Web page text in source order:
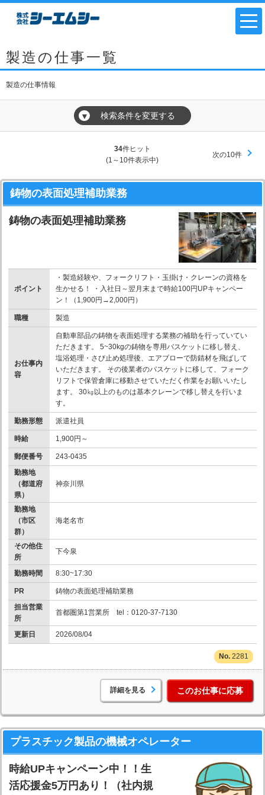
製造の仕事一覧
製造の仕事情報
▼ 検索条件を変更する
34件ヒット
(1～10件表示中)
次の10件
鋳物の表面処理補助業務
鋳物の表面処理補助業務
ポイント
・製造経験や、フォークリフト・玉掛け・クレーンの資格を
生かせる！ ・入社日～翌月末まで時給100円UPキャンペー
ン！（1,900円→2,000円）
職種 製造
お仕事内
容
自動車部品の鋳物を表面処理する業務の補助を行っていてい
ただきます。 5~30kgの鋳物を専用バスケットに移し替え、
塩浴処理・さび止め処理後、エアブローで防錆材を飛ばして
いただきます。 その後業者のバスケットに移して、フォーク
リフトで保管倉庫に移動させていただく作業をお願いいたし
ます。 30㎏以上のものは基本クレーンで移し替えを行いま
す。
勤務形態 派遣社員
時給 1,900円～
郵便番号
243-0435
勤務地
（都道府
県）
神奈川県
勤務地
（市区
群）
海老名市
その他住
所
下今泉
勤務時間 8:30~17:30
PR
鋳物の表面処理補助業務
担当営業
所
首都圏第1営業所 tel：0120-37-7130
更新日 2026/08/04
2281
詳細を見る このお仕事に応募
プラスチック製品の機械オペレーター
時給UPキャンペーン中！！生
活応援金5万円あり！（社内規